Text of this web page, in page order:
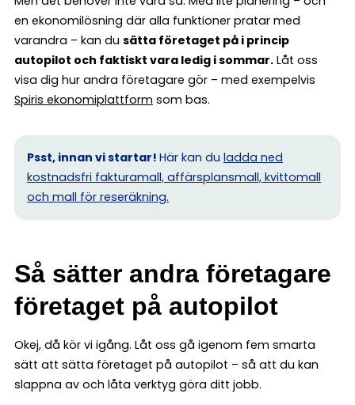
en ekonomilösning där alla funktioner pratar med
varandra – kan du sätta företaget på i princip
autopilot och faktiskt vara ledig i sommar. Låt oss
visa dig hur andra företagare gör – med exempelvis
Spiris ekonomiplattform som bas.
Psst, innan vi startar! Här kan du ladda ned
kostnadsfri fakturamall, affärsplansmall, kvittomall
och mall för reseräkning.
Så sätter andra företagare
företaget på autopilot
Okej, då kör vi igång. Låt oss gå igenom fem smarta
sätt att sätta företaget på autopilot – så att du kan
slappna av och låta verktyg göra ditt jobb.